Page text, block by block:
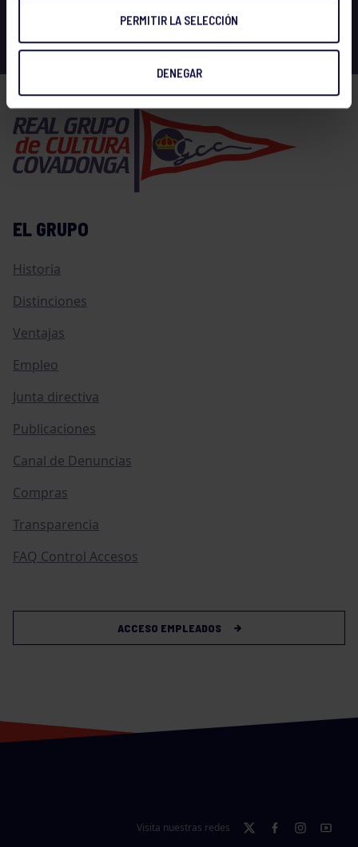
PERMITIR LA SELECCIÓN
DENEGAR
EL GRUPO
Historia
Distinciones
Ventajas
Empleo
Junta directiva
Publicaciones
Canal de Denuncias
Compras
Transparencia
FAQ Control Accesos
ACCESO EMPLEADOS
Visita nuestras redes